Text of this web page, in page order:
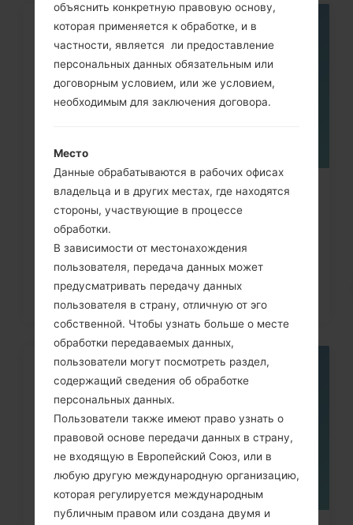
Как сделать Аппаратный сброс на
LG G3, G4, G5, G7 и...
объяснить конкретную правовую основу,
которая применяется к обработке, и в
частности, является ли предоставление
персональных данных обязательным или
договорным условием, или же условием,
необходимым для заключения договора.
Место
Данные обрабатываются в рабочих офисах
владельца и в других местах, где находятся
стороны, участвующие в процессе
обработки.
В зависимости от местонахождения
пользователя, передача данных может
предусматривать передачу данных
пользователя в страну, отличную от эго
собственной. Чтобы узнать больше о месте
обработки передаваемых данных,
пользователи могут посмотреть раздел,
содержащий сведения об обработке
персональных данных.
Пользователи также имеют право узнать о
правовой основе передачи данных в страну,
не входящую в Европейский Союз, или в
любую другую международную организацию,
которая регулируется международным
публичным правом или создана двумя и